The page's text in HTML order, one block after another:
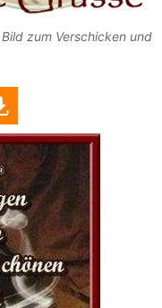
zum Verschicken und